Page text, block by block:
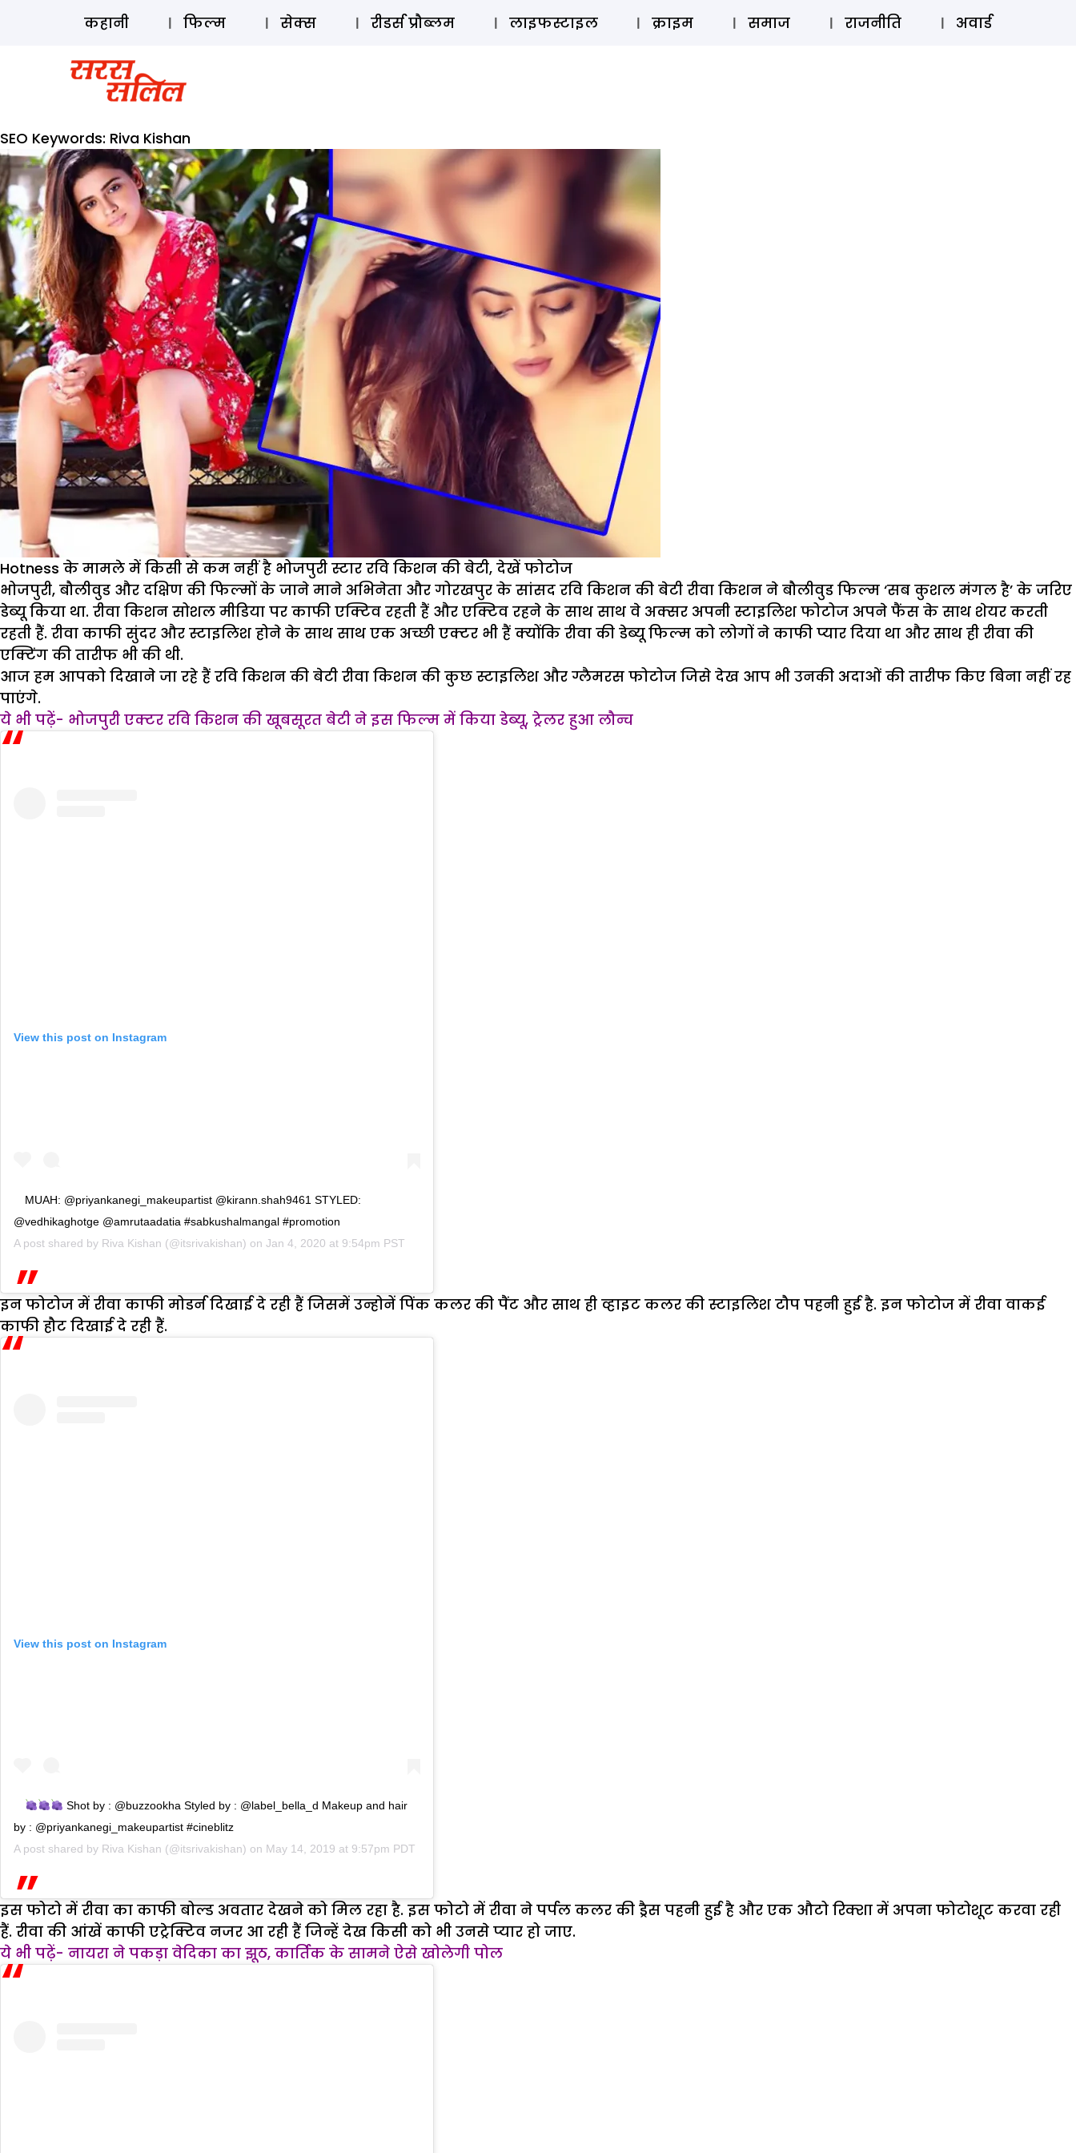
ऑडियो स्टोरी लॉग इन ⚲ SUBSCRIBE
कहानी फिल्म सेक्स रीडर्स प्रौब्लम लाइफस्टाइल क्राइम समाज राजनीति अवार्ड
SEO Keywords: Riva Kishan
Hotness के मामले में किसी से कम नहीं है भोजपुरी स्टार रवि किशन की बेटी, देखें फोटोज
भोजपुरी, बौलीवुड और दक्षिण की फिल्मों के जाने माने अभिनेता और गोरखपुर के सांसद रवि किशन की बेटी रीवा किशन ने बौलीवुड फिल्म ‘सब कुशल मंगल है’ के जरिए
डेब्यू किया था. रीवा किशन सोशल मीडिया पर काफी एक्टिव रहती हैं और एक्टिव रहने के साथ साथ वे अक्सर अपनी स्टाइलिश फोटोज अपने फैंस के साथ शेयर करती
रहती हैं. रीवा काफी सुंदर और स्टाइलिश होने के साथ साथ एक अच्छी एक्टर भी हैं क्योंकि रीवा की डेब्यू फिल्म को लोगों ने काफी प्यार दिया था और साथ ही रीवा की
एक्टिंग की तारीफ भी की थी.
आज हम आपको दिखाने जा रहे हैं रवि किशन की बेटी रीवा किशन की कुछ स्टाइलिश और ग्लैमरस फोटोज जिसे देख आप भी उनकी अदाओं की तारीफ किए बिना नहीं रह
पाएंगे.
ये भी पढ़ें- भोजपुरी एक्टर रवि किशन की खूबसूरत बेटी ने इस फिल्म में किया डेब्यू, ट्रेलर हुआ लौन्च
View this post on Instagram
MUAH: @priyankanegi_makeupartist @kirann.shah9461 STYLED:
@vedhikaghotge @amrutaadatia #sabkushalmangal #promotion
A post shared by Riva Kishan (@itsrivakishan) on Jan 4, 2020 at 9:54pm PST
इन फोटोज में रीवा काफी मोडर्न दिखाई दे रही हैं जिसमें उन्होनें पिंक कलर की पैंट और साथ ही व्हाइट कलर की स्टाइलिश टौप पहनी हुई है. इन फोटोज में रीवा वाकई
काफी हौट दिखाई दे रही हैं.
View this post on Instagram
Shot by : @buzzookha Styled by : @label_bella_d Makeup and hair
by : @priyankanegi_makeupartist #cineblitz
A post shared by Riva Kishan (@itsrivakishan) on May 14, 2019 at 9:57pm PDT
इस फोटो में रीवा का काफी बोल्ड अवतार देखने को मिल रहा है. इस फोटो में रीवा ने पर्पल कलर की ड्रैस पहनी हुई है और एक औटो रिक्शा में अपना फोटोशूट करवा रही
हैं. रीवा की आंखें काफी एट्रेक्टिव नजर आ रही हैं जिन्हें देख किसी को भी उनसे प्यार हो जाए.
ये भी पढ़ें- नायरा ने पकड़ा वेदिका का झूठ, कार्तिक के सामने ऐसे खोलेगी पोल